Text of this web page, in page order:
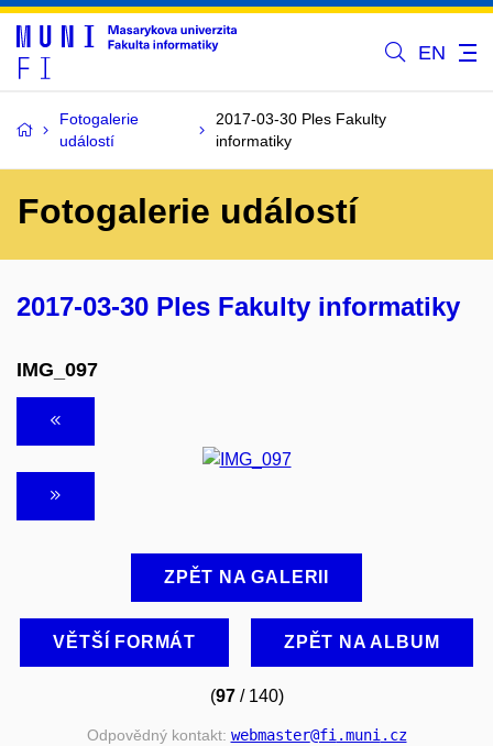
EN
Fotogalerie
událostí
2017-03-30 Ples Fakulty
informatiky
Fotogalerie událostí
2017-03-30 Ples Fakulty informatiky
IMG_097
ZPĚT NA GALERII
VĚTŠÍ FORMÁT ZPĚT NA ALBUM
(97/ 140)
Odpovědný kontakt: webmaster@fi.muni.cz